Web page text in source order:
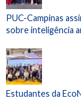
PUC-Campinas
sobre inteligência
Estudantes da